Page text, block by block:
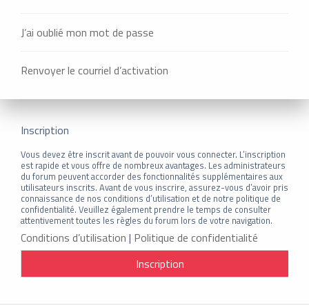
J’ai oublié mon mot de passe
Renvoyer le courriel d’activation
Inscription
Vous devez être inscrit avant de pouvoir vous connecter. L’inscription
est rapide et vous offre de nombreux avantages. Les administrateurs
du forum peuvent accorder des fonctionnalités supplémentaires aux
utilisateurs inscrits. Avant de vous inscrire, assurez-vous d’avoir pris
connaissance de nos conditions d’utilisation et de notre politique de
confidentialité. Veuillez également prendre le temps de consulter
attentivement toutes les règles du forum lors de votre navigation.
Conditions d’utilisation | Politique de confidentialité
Inscription